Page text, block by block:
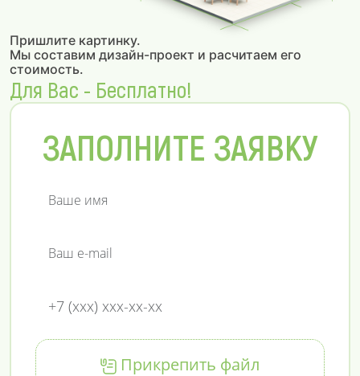
Пришлите картинку.
Мы составим дизайн-проект и расчитаем его
стоимость.
Для Вас - Бесплатно!
ЗАПОЛНИТЕ ЗАЯВКУ
Прикрепить файл